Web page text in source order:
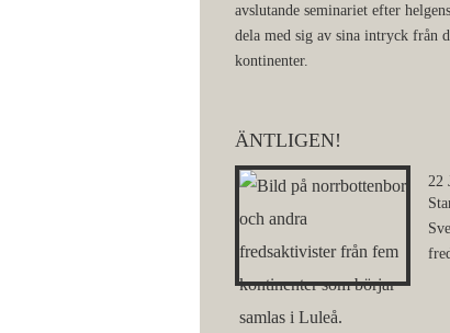
avslutande seminariet efter
dela med sig av sina intryck från
kontinenter.
ÄNTLIGEN!
22